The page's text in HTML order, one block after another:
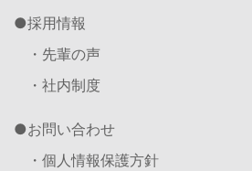
採用情報
・先輩の声
・社内制度
お問い合わせ
・個人情報保護方針